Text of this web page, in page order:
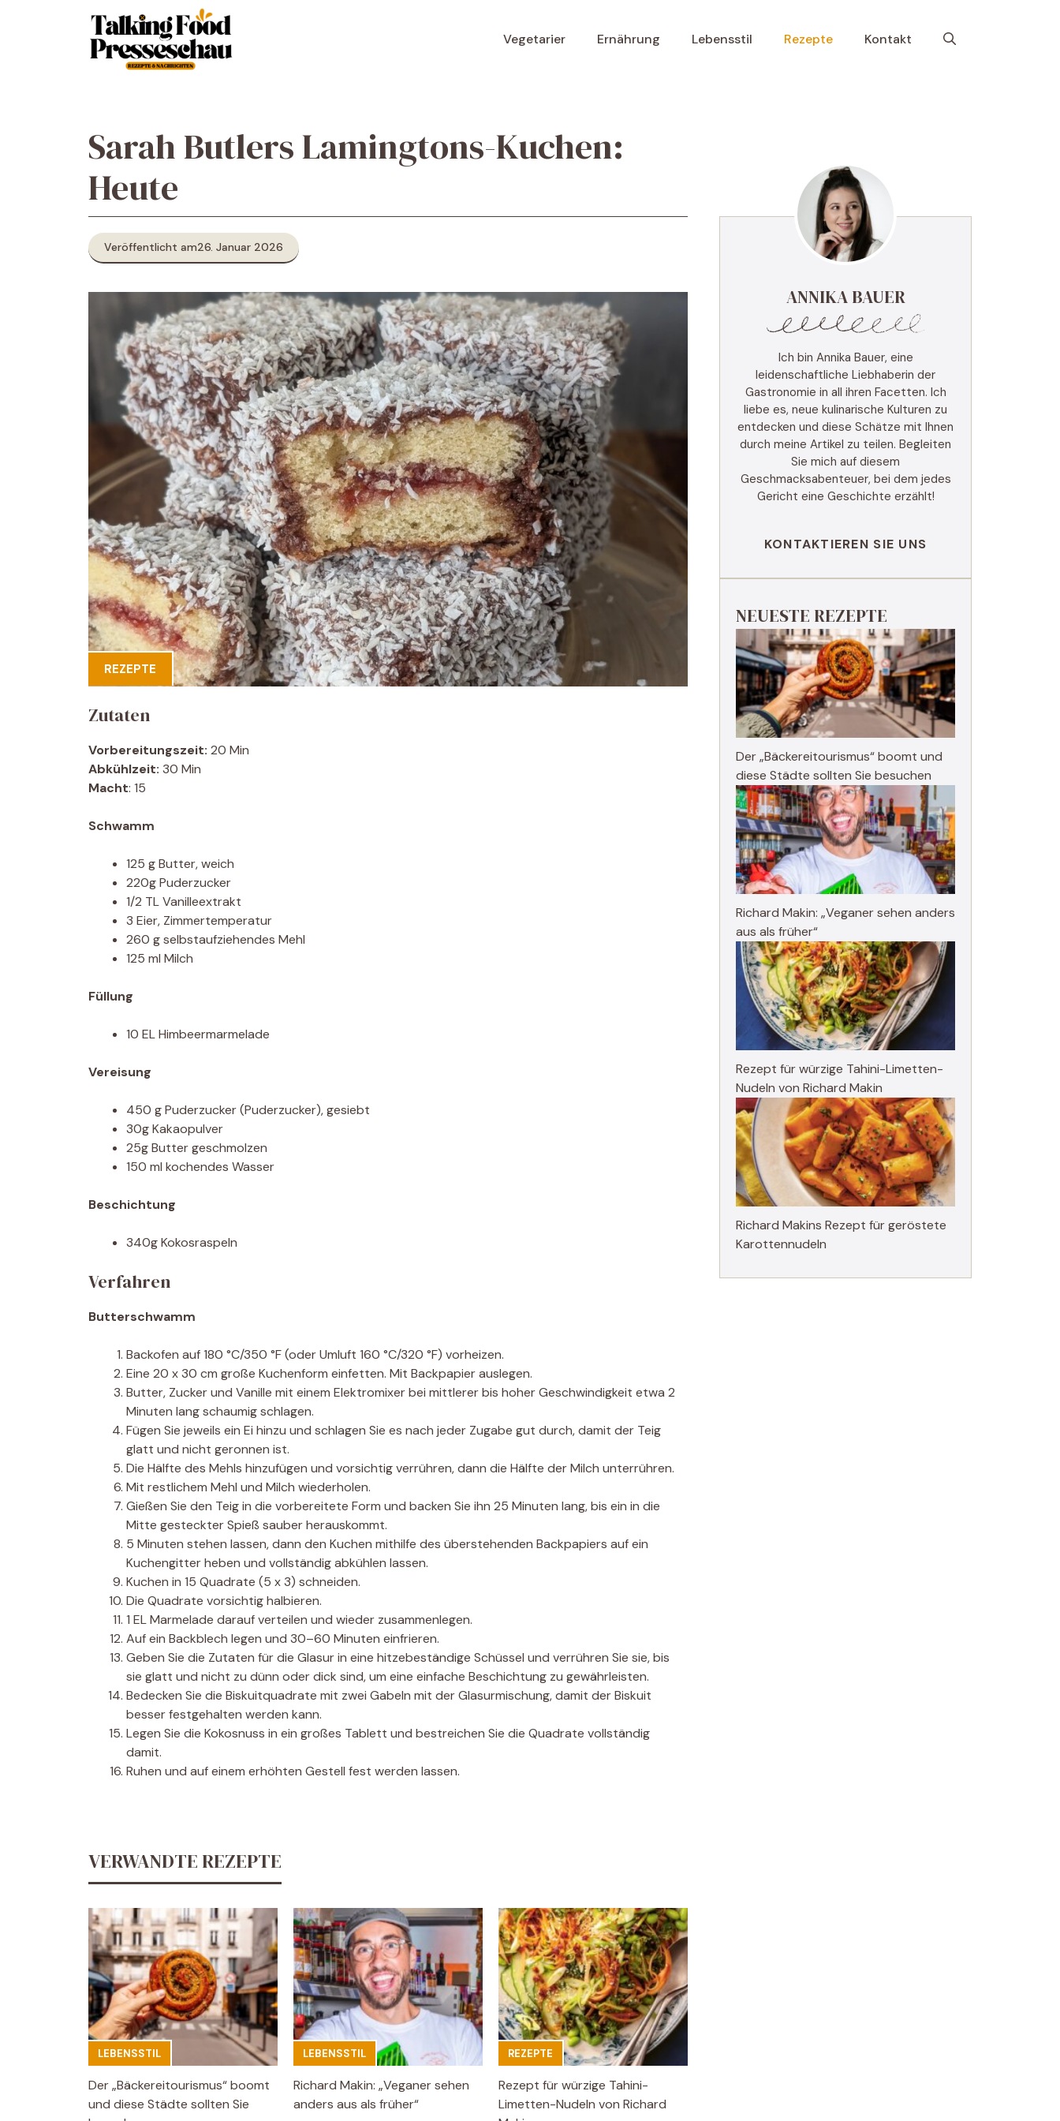
Vegetarier Ernährung Lebensstil Rezepte Kontakt
Sarah Butlers Lamingtons-Kuchen:
Heute
Veröffentlicht am26. Januar 2026
REZEPTE
Zutaten
Vorbereitungszeit: 20 Min
Abkühlzeit: 30 Min
Macht: 15
Schwamm
125 g Butter, weich
220g Puderzucker
1/2 TL Vanilleextrakt
3 Eier, Zimmertemperatur
260 g selbstaufziehendes Mehl
125 ml Milch
Füllung
10 EL Himbeermarmelade
Vereisung
450 g Puderzucker (Puderzucker), gesiebt
30g Kakaopulver
25g Butter geschmolzen
150 ml kochendes Wasser
Beschichtung
340g Kokosraspeln
Verfahren
Butterschwamm
Backofen auf 180 °C/350 °F (oder Umluft 160 °C/320 °F) vorheizen.
Eine 20 x 30 cm große Kuchenform einfetten. Mit Backpapier auslegen.
Butter, Zucker und Vanille mit einem Elektromixer bei mittlerer bis hoher Geschwindigkeit etwa 2
Minuten lang schaumig schlagen.
Fügen Sie jeweils ein Ei hinzu und schlagen Sie es nach jeder Zugabe gut durch, damit der Teig
glatt und nicht geronnen ist.
Die Hälfte des Mehls hinzufügen und vorsichtig verrühren, dann die Hälfte der Milch unterrühren.
Mit restlichem Mehl und Milch wiederholen.
Gießen Sie den Teig in die vorbereitete Form und backen Sie ihn 25 Minuten lang, bis ein in die
Mitte gesteckter Spieß sauber herauskommt.
5 Minuten stehen lassen, dann den Kuchen mithilfe des überstehenden Backpapiers auf ein
Kuchengitter heben und vollständig abkühlen lassen.
Kuchen in 15 Quadrate (5 x 3) schneiden.
Die Quadrate vorsichtig halbieren.
1 EL Marmelade darauf verteilen und wieder zusammenlegen.
Auf ein Backblech legen und 30–60 Minuten einfrieren.
Geben Sie die Zutaten für die Glasur in eine hitzebeständige Schüssel und verrühren Sie sie, bis
sie glatt und nicht zu dünn oder dick sind, um eine einfache Beschichtung zu gewährleisten.
Bedecken Sie die Biskuitquadrate mit zwei Gabeln mit der Glasurmischung, damit der Biskuit
besser festgehalten werden kann.
Legen Sie die Kokosnuss in ein großes Tablett und bestreichen Sie die Quadrate vollständig
damit.
Ruhen und auf einem erhöhten Gestell fest werden lassen.
VERWANDTE REZEPTE
LEBENSSTIL
Der „Bäckereitourismus“ boomt
und diese Städte sollten Sie
LEBENSSTIL
Richard Makin: „Veganer sehen
anders aus als früher“
REZEPTE
Rezept für würzige Tahini-
Limetten-Nudeln von Richard
ANNIKA BAUER
Ich bin Annika Bauer, eine
leidenschaftliche Liebhaberin der
Gastronomie in all ihren Facetten. Ich
liebe es, neue kulinarische Kulturen zu
entdecken und diese Schätze mit Ihnen
durch meine Artikel zu teilen. Begleiten
Sie mich auf diesem
Geschmacksabenteuer, bei dem jedes
Gericht eine Geschichte erzählt!
KONTAKTIEREN SIE UNS
NEUESTE REZEPTE
Der „Bäckereitourismus“ boomt und
diese Städte sollten Sie besuchen
Richard Makin: „Veganer sehen anders
aus als früher“
Rezept für würzige Tahini-Limetten-
Nudeln von Richard Makin
Richard Makins Rezept für geröstete
Karottennudeln